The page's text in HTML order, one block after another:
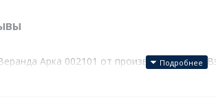
Арка 002101 от производителя